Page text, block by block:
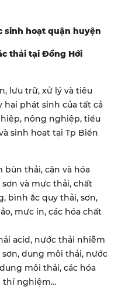
sinh hoạt quận huyện
thải tại Đồng Hới
lưu trữ, xử lý và tiêu
hại phát sinh của tất cả
nông nghiệp, tiểu
sinh hoạt tại Tp Biển
bùn thải, cặn và hóa
và mực thải, chất
bình ắc quy thải, sơn,
mực in, các hóa chất
acid, nước thải nhiễm
dung môi thải, nước
môi thải, các hóa
thí nghiệm…